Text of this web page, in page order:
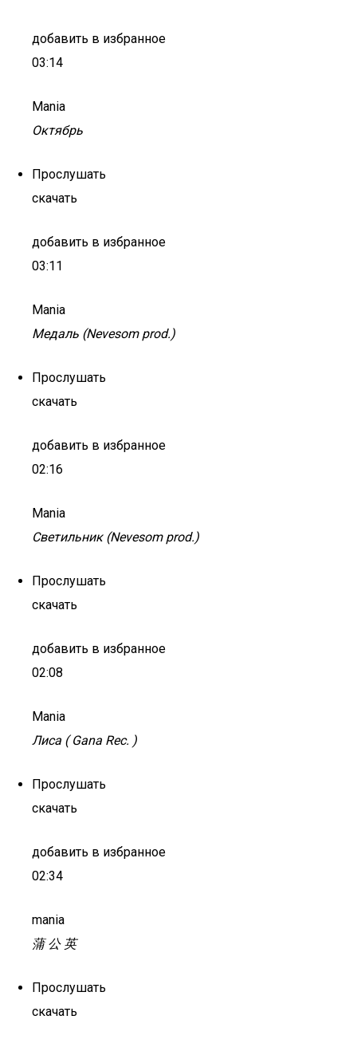
добавить в избранное
03:14
Mania
Октябрь
Прослушать
скачать
добавить в избранное
03:11
Mania
Медаль (Nevesom prod.)
Прослушать
скачать
добавить в избранное
02:16
Mania
Светильник (Nevesom prod.)
Прослушать
скачать
добавить в избранное
02:08
Mania
Лиса ( Gana Rec. )
Прослушать
скачать
добавить в избранное
02:34
mania
蒲 公 英
Прослушать
скачать